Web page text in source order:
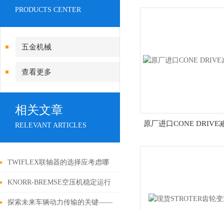
PRODUCTS CENTER
五金机械
查看更多
相关文章
RELEVANT ARTICLES
TWIFLEX联轴器的选择应考虑哪
些问题？
KNORR-BREMSE空压机稳定运行
的关键保障
探索未来车辆动力传输的关键——
原厂进口CONE DRIVE